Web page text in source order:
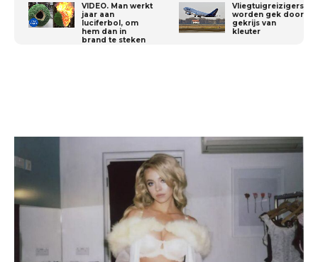
VIDEO. Man werkt
jaar aan
luciferbol, om
hem dan in
brand te steken
Vliegtuigreizigers
worden gek door
gekrijs van
kleuter